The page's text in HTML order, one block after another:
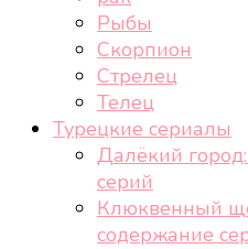
Рыбы
Скорпион
Стрелец
Телец
Турецкие сериалы
Далёкий
серий
Клюквенный
содержание